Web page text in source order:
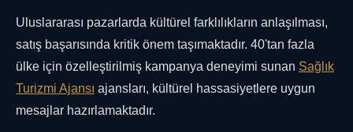
Uluslararası pazarlarda kültürel farklılıkların anlaşılması,
satış başarısında kritik önem taşımaktadır. 40'tan fazla
ülke için özelleştirilmiş kampanya deneyimi sunan Sağlık
Turizmi Ajansı ajansları, kültürel hassasiyetlere uygun
mesajlar hazırlamaktadır.